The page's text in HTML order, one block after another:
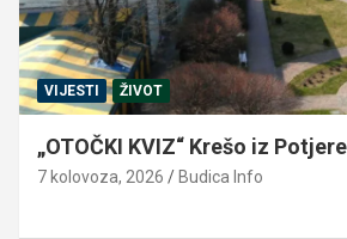
VIJESTI ŽIVOT
„OTOČKI KVIZ“ Krešo iz
7 kolovoza, 2026 Budica Info